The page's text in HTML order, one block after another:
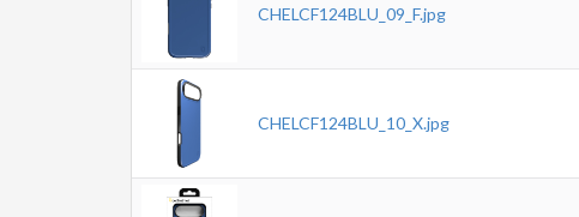
CHELCF124BLU_09_F.jpg
CHELCF124BLU_10_X.jpg